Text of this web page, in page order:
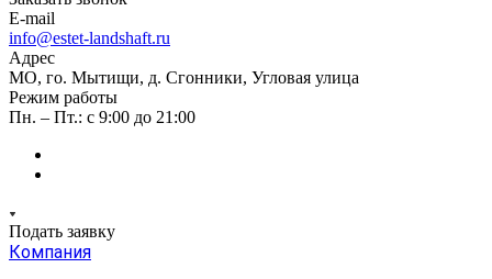
E-mail
info@estet-landshaft.ru
Адрес
МО, го. Мытищи, д. Сгонники, Угловая улица
Режим работы
Пн. – Пт.: с 9:00 до 21:00
Подать заявку
Компания